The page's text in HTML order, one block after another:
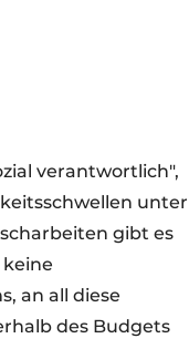
verantwortlich",
unter
gibt es
an all diese
des Budgets